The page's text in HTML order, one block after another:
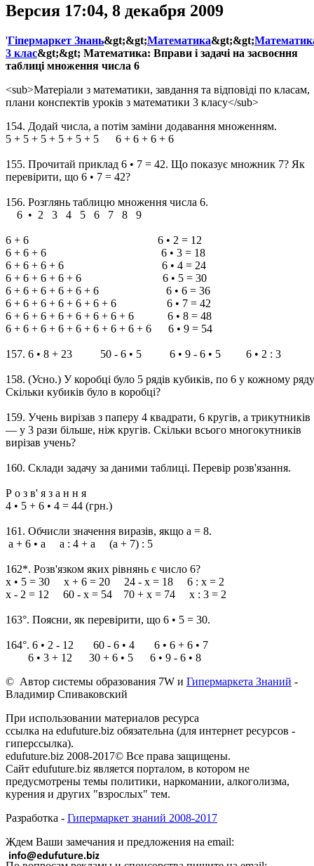
Версия 17:04, 8 декабря 2009
'Гіпермаркет Знань&gt;&gt;Математика&gt;&gt;
3 клас&gt;&gt; Математика: Вправи і задачі на засвоєння
таблиці множення числа 6
<sub>Матеріали з математики, завдання та відповіді по класам,
плани конспектів уроків з математики 3 класу</sub>
154. Додай числа, а потім заміни додавання множенням.
5 + 5 + 5 + 5 + 5 + 5 6 + 6 + 6 + 6
155. Прочитай приклад 6 • 7 = 42. Що показує множник 7? Як
перевірити, що 6 • 7 = 42?
156. Розглянь таблицю множення числа 6.
6 • 2 3 4 5 6 7 8 9
6 + 6 6 • 2 = 12
6 + 6 + 6 6 • 3 = 18
6 + 6 + 6 + 6 6 • 4 = 24
6 + 6 + 6 + 6 + 6 6 • 5 = 30
6 + 6 + 6 + 6 + 6 + 6 6 • 6 = 36
6 + 6 + 6 + 6 + 6 + 6 + 6 6 • 7 = 42
6 + 6 + 6 + 6 + 6 + 6 + 6 + 6 6 • 8 = 48
6 + 6 + 6 + 6 + 6 + 6 + 6 + 6 + 6 6 • 9 = 54
157. 6 • 8 + 23 50 - 6 • 5 6 • 9 - 6 • 5 6 • 2 : 3
158. (Усно.) У коробці було 5 рядів кубиків, по 6 у кожному
Скільки кубиків було в коробці?
159. Учень вирізав з паперу 4 квадрати, 6 кругів, а трикутників
— у 3 рази більше, ніж кругів. Скільки всього многокутників
вирізав учень?
160. Склади задачу за даними таблиці. Перевір розв'язання.
Р о з в' я з а н н я
4 • 5 + 6 • 4 = 44 (грн.)
161. Обчисли значення виразів, якщо а = 8.
а + 6 • а а : 4 + а (а + 7) : 5
162*. Розв'язком яких рівнянь є число 6?
х • 5 = 30 х + 6 = 20 24 - х = 18 6 : х = 2
х - 2 = 12 60 - х = 54 70 + х = 74 х : 3 = 2
163°. Поясни, як перевірити, що 6 • 5 = 30.
164°. 6 • 2 - 12 60 - 6 • 4 6 • 6 + 6 • 7
6 • 3 + 12 30 + 6 • 5 6 • 9 - 6 • 8
© Автор системы образования 7W и Гипермаркета Знаний -
Владимир Спиваковский
При использовании материалов ресурса
ссылка на edufuture.biz обязательна (для интернет ресурсов -
гиперссылка).
edufuture.biz 2008-2017© Все права защищены.
Сайт edufuture.biz является порталом, в котором не
предусмотрены темы политики, наркомании, алкоголизма,
курения и других "взрослых" тем.
Разработка - Гипермаркет знаний 2008-2017
Ждем Ваши замечания и предложения на email: